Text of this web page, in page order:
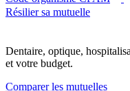
Résilier sa mutuelle
Dentaire, optique,
et votre budget.
Comparer les mutuelles